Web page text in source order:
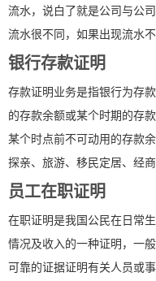
流水，说白了就是公司与公
流水很不同，如果出现流水
银行存款证明
存款证明业务是指银行为存
的存款余额或某个时期的存
某个时点前不可动用的存款
探亲、旅游、移民定居、经
员工在职证明
在职证明是我国公民在日常
情况及收入的一种证明，一
可靠的证据证明有关人员或